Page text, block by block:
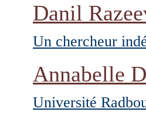
Danil
Un chercheur
Annabelle
Université